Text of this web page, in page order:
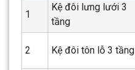
1
Kệ đôi lưng lưới 3
tầng
2 Kệ đôi tôn lỗ 3 tầng